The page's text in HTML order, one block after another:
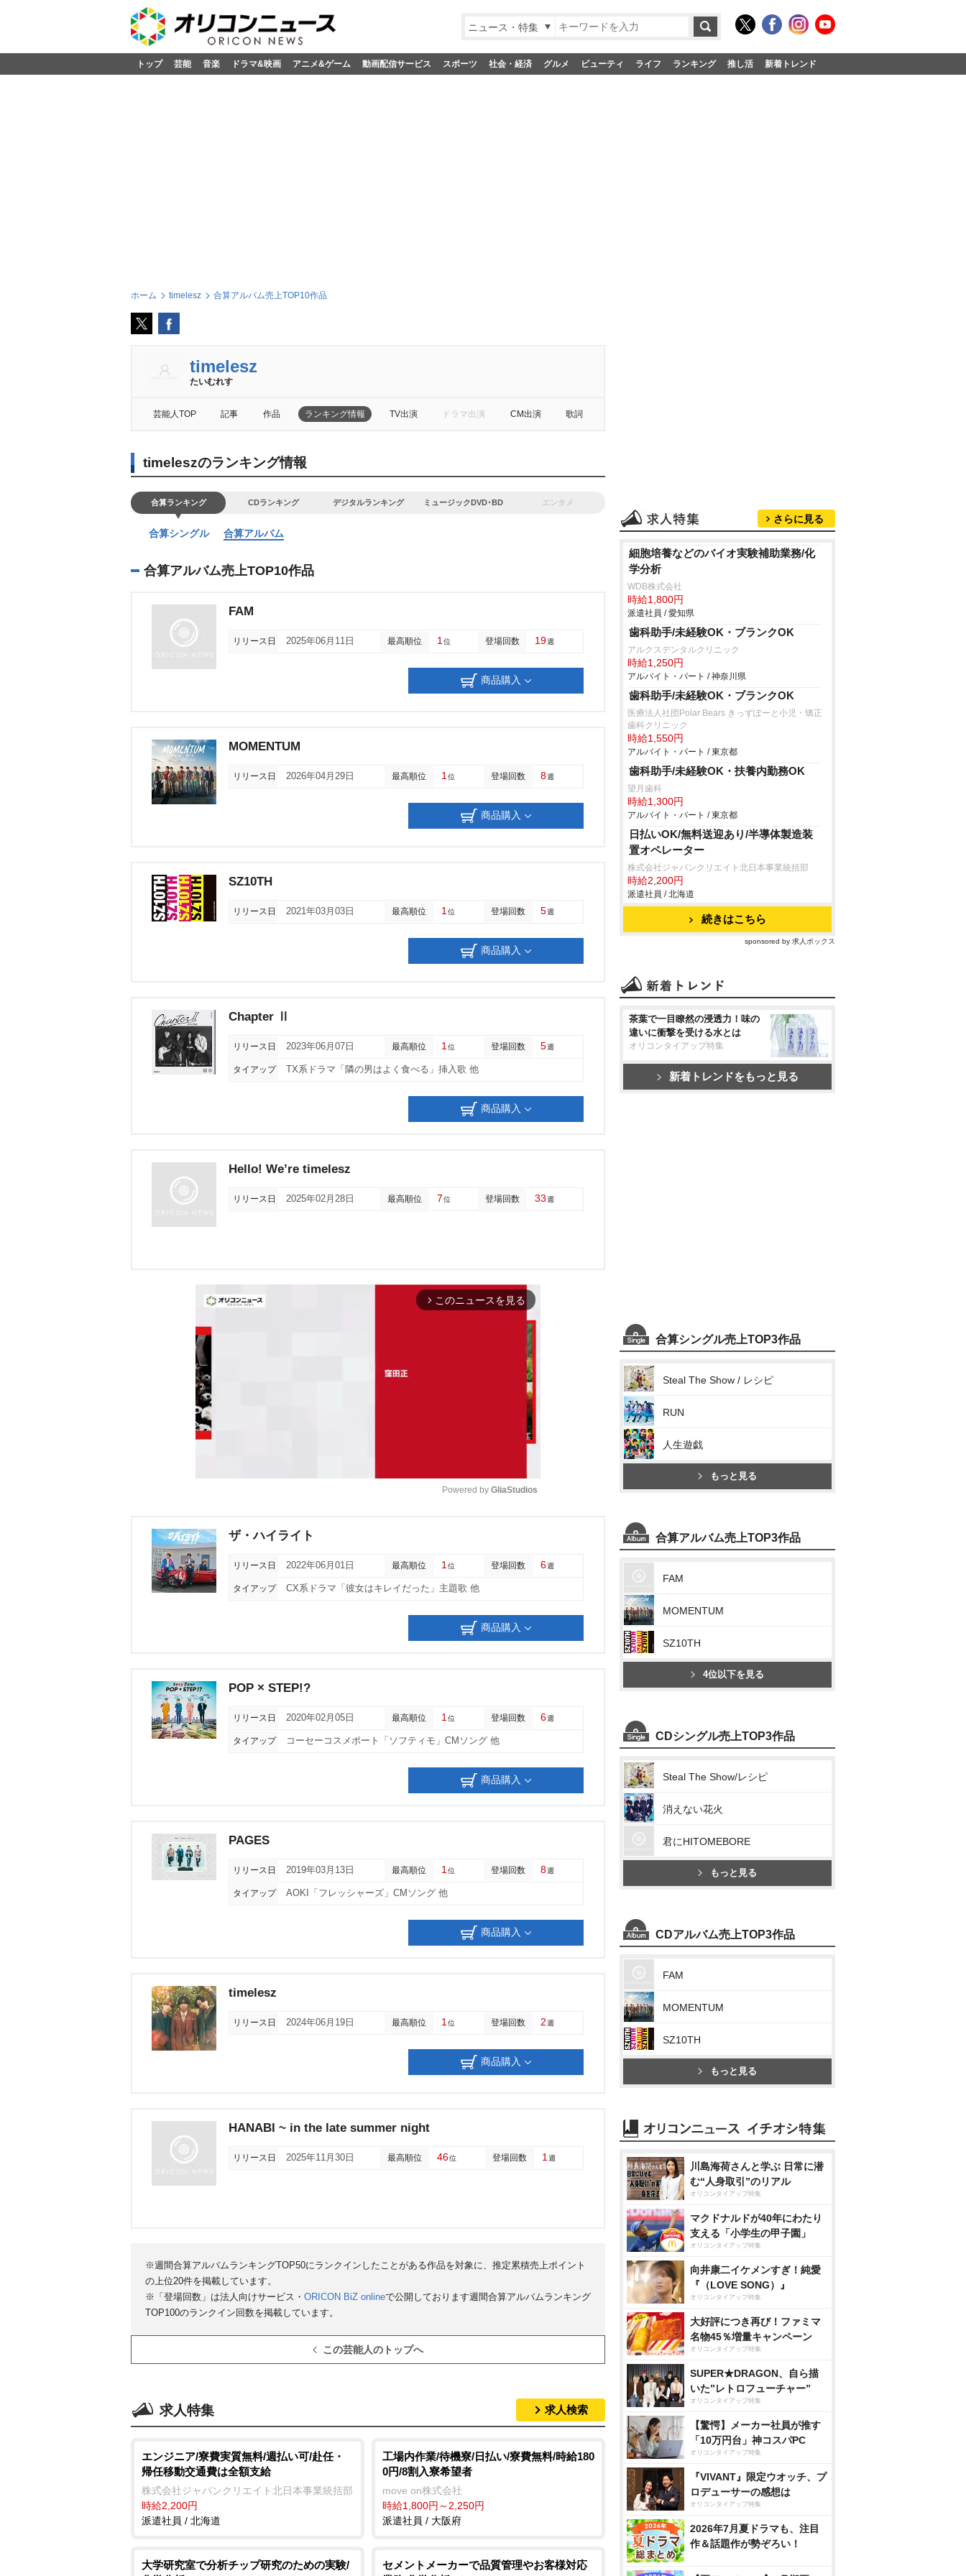
ニュース・特集
トップ 芸能 音楽 ドラマ&映画 アニメ&ゲーム 動画配信サービス スポーツ 社会・経済 グルメ ビューティ ライフ ランキング 推し活 新着トレンド
ホーム timelesz 合算アルバム売上TOP10作品
timelesz
たいむれす
芸能人TOP 記事 作品 ランキング情報 TV出演 ドラマ出演 CM出演 歌詞
timeleszのランキング情報
合算ランキング CDランキング デジタルランキング ミュージックDVD･BD エンタメ
合算シングル 合算アルバム
合算アルバム売上TOP10作品
FAM
リリース日 2025年06月11日 最高順位 1 位 登場回数 19週
商品購入
MOMENTUM
リリース日 2026年04月29日 最高順位 1 位 登場回数 8週
商品購入
SZ10TH
リリース日 2021年03月03日 最高順位 1 位 登場回数 5週
商品購入
Chapter Ⅱ
リリース日 2023年06月07日 最高順位 1 位 登場回数 5週
タイアップ TX系ドラマ「隣の男はよく食べる」挿入歌 他
商品購入
Hello! We’re timelesz
リリース日 2025年02月28日 最高順位 7位 登場回数 33週
arrow_forward_ios このニュースを見る
e
Powered by GliaStudios
ザ・ハイライト
リリース日 2022年06月01日 最高順位 1 位 登場回数 6週
タイアップ CX系ドラマ「彼女はキレイだった」主題歌 他
商品購入
POP × STEP!?
リリース日 2020年02月05日 最高順位 1 位 登場回数 6週
タイアップ コーセーコスメポート「ソフティモ」CMソング 他
商品購入
PAGES
リリース日 2019年03月13日 最高順位 1 位 登場回数 8週
タイアップ AOKI「フレッシャーズ」CMソング 他
商品購入
timelesz
リリース日 2024年06月19日 最高順位 1 位 登場回数 2週
商品購入
HANABI ~ in the late summer night
リリース日 2025年11月30日 最高順位 46位 登場回数 1 週
※週間合算アルバムランキングTOP50にランクインしたことがある作品を対象に、推定累積売上ポイント
の上位20件を掲載しています。
※「登場回数」は法人向けサービス・ ORICON BiZ onlineで公開しております週間合算アルバムランキング
TOP100のランクイン回数を掲載しています。
この芸能人のトップへ
求人特集 求人検索
エンジニア/寮費実質無料/週払い可/赴任・
帰任移動交通費は全額支給
株式会社ジャパンクリエイト北日本事業統括部
時給2,200円
派遣社員 / 北海道
工場内作業/待機寮/日払い/寮費無料/時給180
0円/8割入寮希望者
move on株式会社
時給1,800円～2,250円
派遣社員 / 大阪府
大学研究室で分析チップ研究のための実験/
セメントメーカーで品質管理やお客様対応
さらに見る
細胞培養などのバイオ実験補助業務/化
学分析
WDB株式会社
時給1,800円
派遣社員 / 愛知県
歯科助手/未経験OK・ブランクOK
アルクスデンタルクリニック
時給1,250円
アルバイト・パート / 神奈川県
歯科助手/未経験OK・ブランクOK
医療法人社団Polar Bears きっずぽーと小児・矯正
歯科クリニック
時給1,550円
アルバイト・パート / 東京都
歯科助手/未経験OK・扶養内勤務OK
望月歯科
時給1,300円
アルバイト・パート / 東京都
日払いOK/無料送迎あり/半導体製造装
置オペレーター
株式会社ジャパンクリエイト北日本事業統括部
時給2,200円
派遣社員 / 北海道
続きはこちら
sponsored by 求人ボックス
茶葉で一目瞭然の浸透力！味の
違いに衝撃を受ける水とは
オリコンタイアップ特集
新着トレンドをもっと見る
合算シングル売上TOP3作品
Steal The Show / レシピ
RUN
人生遊戯
もっと見る
合算アルバム売上TOP3作品
FAM
MOMENTUM
SZ10TH
4位以下を見る
CDシングル売上TOP3作品
Steal The Show/レシピ
消えない花火
君にHITOMEBORE
もっと見る
CDアルバム売上TOP3作品
FAM
MOMENTUM
SZ10TH
もっと見る
川島海荷さんと学ぶ 日常に潜
む“人身取引”のリアル
オリコンタイアップ特集
マクドナルドが40年にわたり
支える「小学生の甲子園」
オリコンタイアップ特集
向井康二イケメンすぎ！純愛
『（LOVE SONG）』
オリコンタイアップ特集
大好評につき再び！ファミマ
名物45％増量キャンペーン
オリコンタイアップ特集
SUPER★DRAGON、自ら描
いた”レトロフューチャー”
オリコンタイアップ特集
【驚愕】メーカー社員が推す
「10万円台」神コスパPC
オリコンタイアップ特集
『VIVANT』限定ウオッチ、プ
ロデューサーの感想は
オリコンタイアップ特集
2026年7月夏ドラマも、注目
作＆話題作が勢ぞろい！